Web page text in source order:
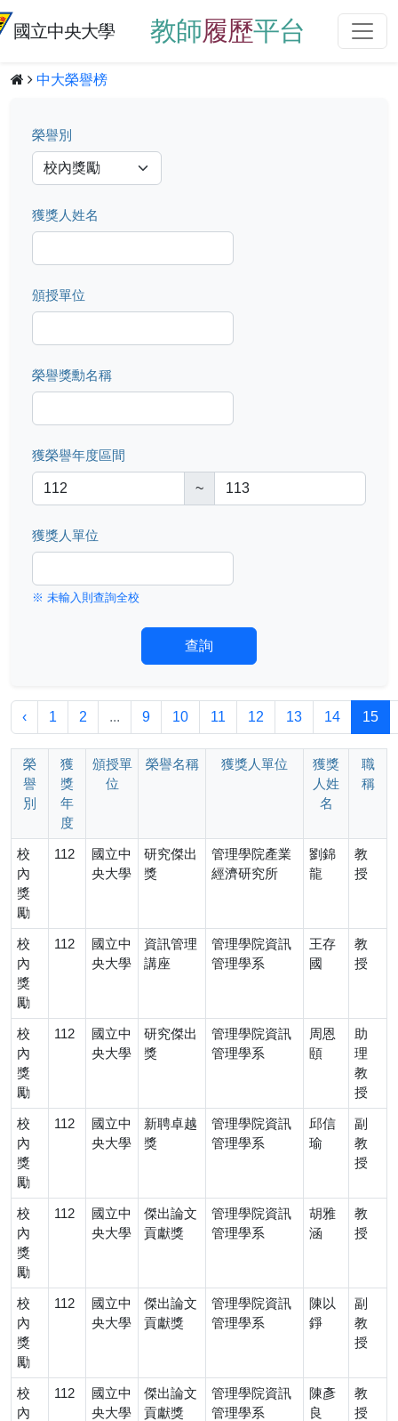
國立中央大學 教師履歷平台
中大榮譽榜
榮譽別
獲獎人姓名
頒授單位
榮譽獎勳名稱
獲榮譽年度區間
~
獲獎人單位
※ 未輸入則查詢全校
查詢
‹ 1 2 ... 9 10 11 12 13 14 15
榮
譽
別
獲
獎
年
度
頒授單
位
榮譽名稱 獲獎人單位
獲獎
人姓
名
職
稱
校
內
獎
勵
112
國立中
央大學
研究傑出
獎
管理學院產業
經濟研究所
劉錦
龍
教
授
校
內
獎
勵
112
國立中
央大學
資訊管理
講座
管理學院資訊
管理學系
王存
國
教
授
校
內
獎
勵
112
國立中
央大學
研究傑出
獎
管理學院資訊
管理學系
周恩
頤
助
理
教
授
校
內
獎
勵
112
國立中
央大學
新聘卓越
獎
管理學院資訊
管理學系
邱信
瑜
副
教
授
校
內
獎
勵
112
國立中
央大學
傑出論文
貢獻獎
管理學院資訊
管理學系
胡雅
涵
教
授
校
內
獎
勵
112
國立中
央大學
傑出論文
貢獻獎
管理學院資訊
管理學系
陳以
錚
副
教
授
校
內
112
國立中
央大學
傑出論文
貢獻獎
管理學院資訊
管理學系
陳彥
良
教
授